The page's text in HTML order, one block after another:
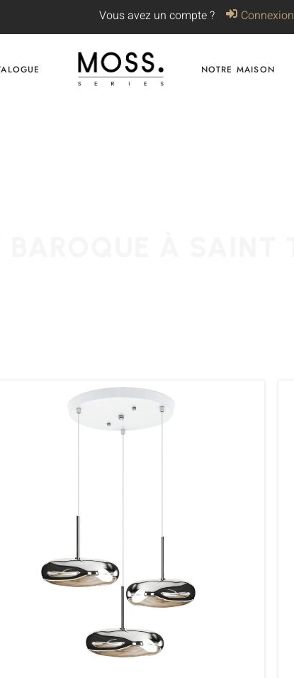
Vous avez un compte ? Connexion
NOTRE MAISON